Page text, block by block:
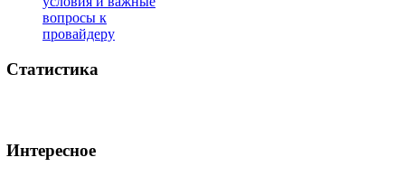
вопросы к
провайдеру
Статистика
Интересное